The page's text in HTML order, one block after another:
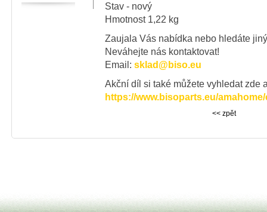
Stav - nový
Hmotnost 1,22 kg
Zaujala Vás nabídka nebo hledáte
Neváhejte nás kontaktovat!
Email: sklad@biso.eu
Akční díl si také můžete vyhledat zde
https://www.bisoparts.eu/
<< zpět